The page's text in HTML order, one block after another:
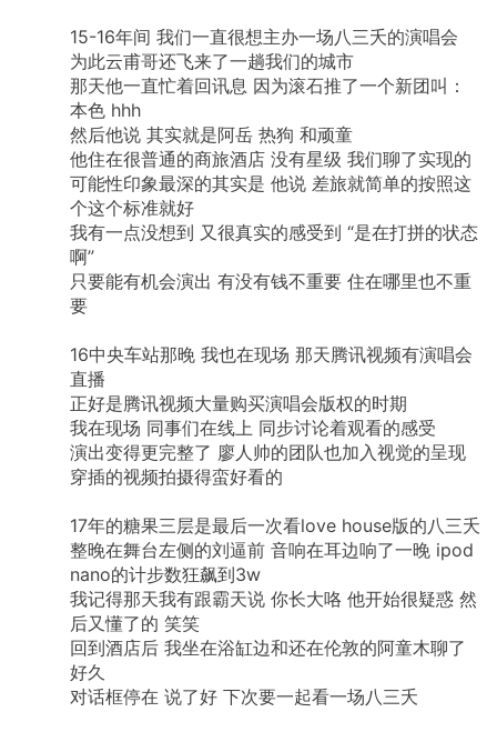
15-16年间 我们一直很想主办一场八三夭的演唱会
为此云甫哥还飞来了一趟我们的城市
那天他一直忙着回讯息 因为滚石推了一个新团叫：
本色 hhh
然后他说 其实就是阿岳 热狗 和顽童
他住在很普通的商旅酒店 没有星级 我们聊了实现的
可能性印象最深的其实是 他说 差旅就简单的按照这
个这个标准就好
我有一点没想到 又很真实的感受到 “是在打拼的状态
啊”
只要能有机会演出 有没有钱不重要 住在哪里也不重
要
16中央车站那晚 我也在现场 那天腾讯视频有演唱会
直播
正好是腾讯视频大量购买演唱会版权的时期
我在现场 同事们在线上 同步讨论着观看的感受
演出变得更完整了 廖人帅的团队也加入视觉的呈现
穿插的视频拍摄得蛮好看的
17年的糖果三层是最后一次看love house版的八三夭
整晚在舞台左侧的刘逼前 音响在耳边响了一晚 ipod
nano的计步数狂飙到3w
我记得那天我有跟霸天说 你长大咯 他开始很疑惑 然
后又懂了的 笑笑
回到酒店后 我坐在浴缸边和还在伦敦的阿童木聊了
好久
对话框停在 说了好 下次要一起看一场八三夭